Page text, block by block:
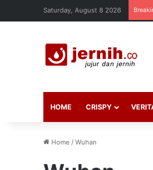
Saturday, August 8 2026
HOME CRISPY
Home /Wuhan